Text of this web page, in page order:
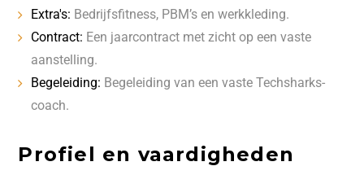
Extra's: Bedrijfsfitness, PBM’s en werkkleding.
Contract: Een jaarcontract met zicht op een vaste
aanstelling.
Begeleiding: Begeleiding van een vaste Techsharks-
coach.
Profiel en vaardigheden